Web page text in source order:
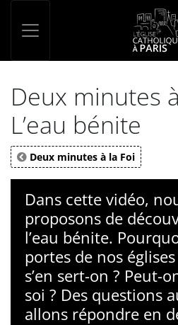
Deux minutes
L’eau bénite
Deux minutes à la Foi
Dans cette vidéo,
proposons de
l’eau bénite.
portes de nos
s’en sert-on ? Peut-
soi ? Des questions
allons répondre en
Panneau de gestion des cookies